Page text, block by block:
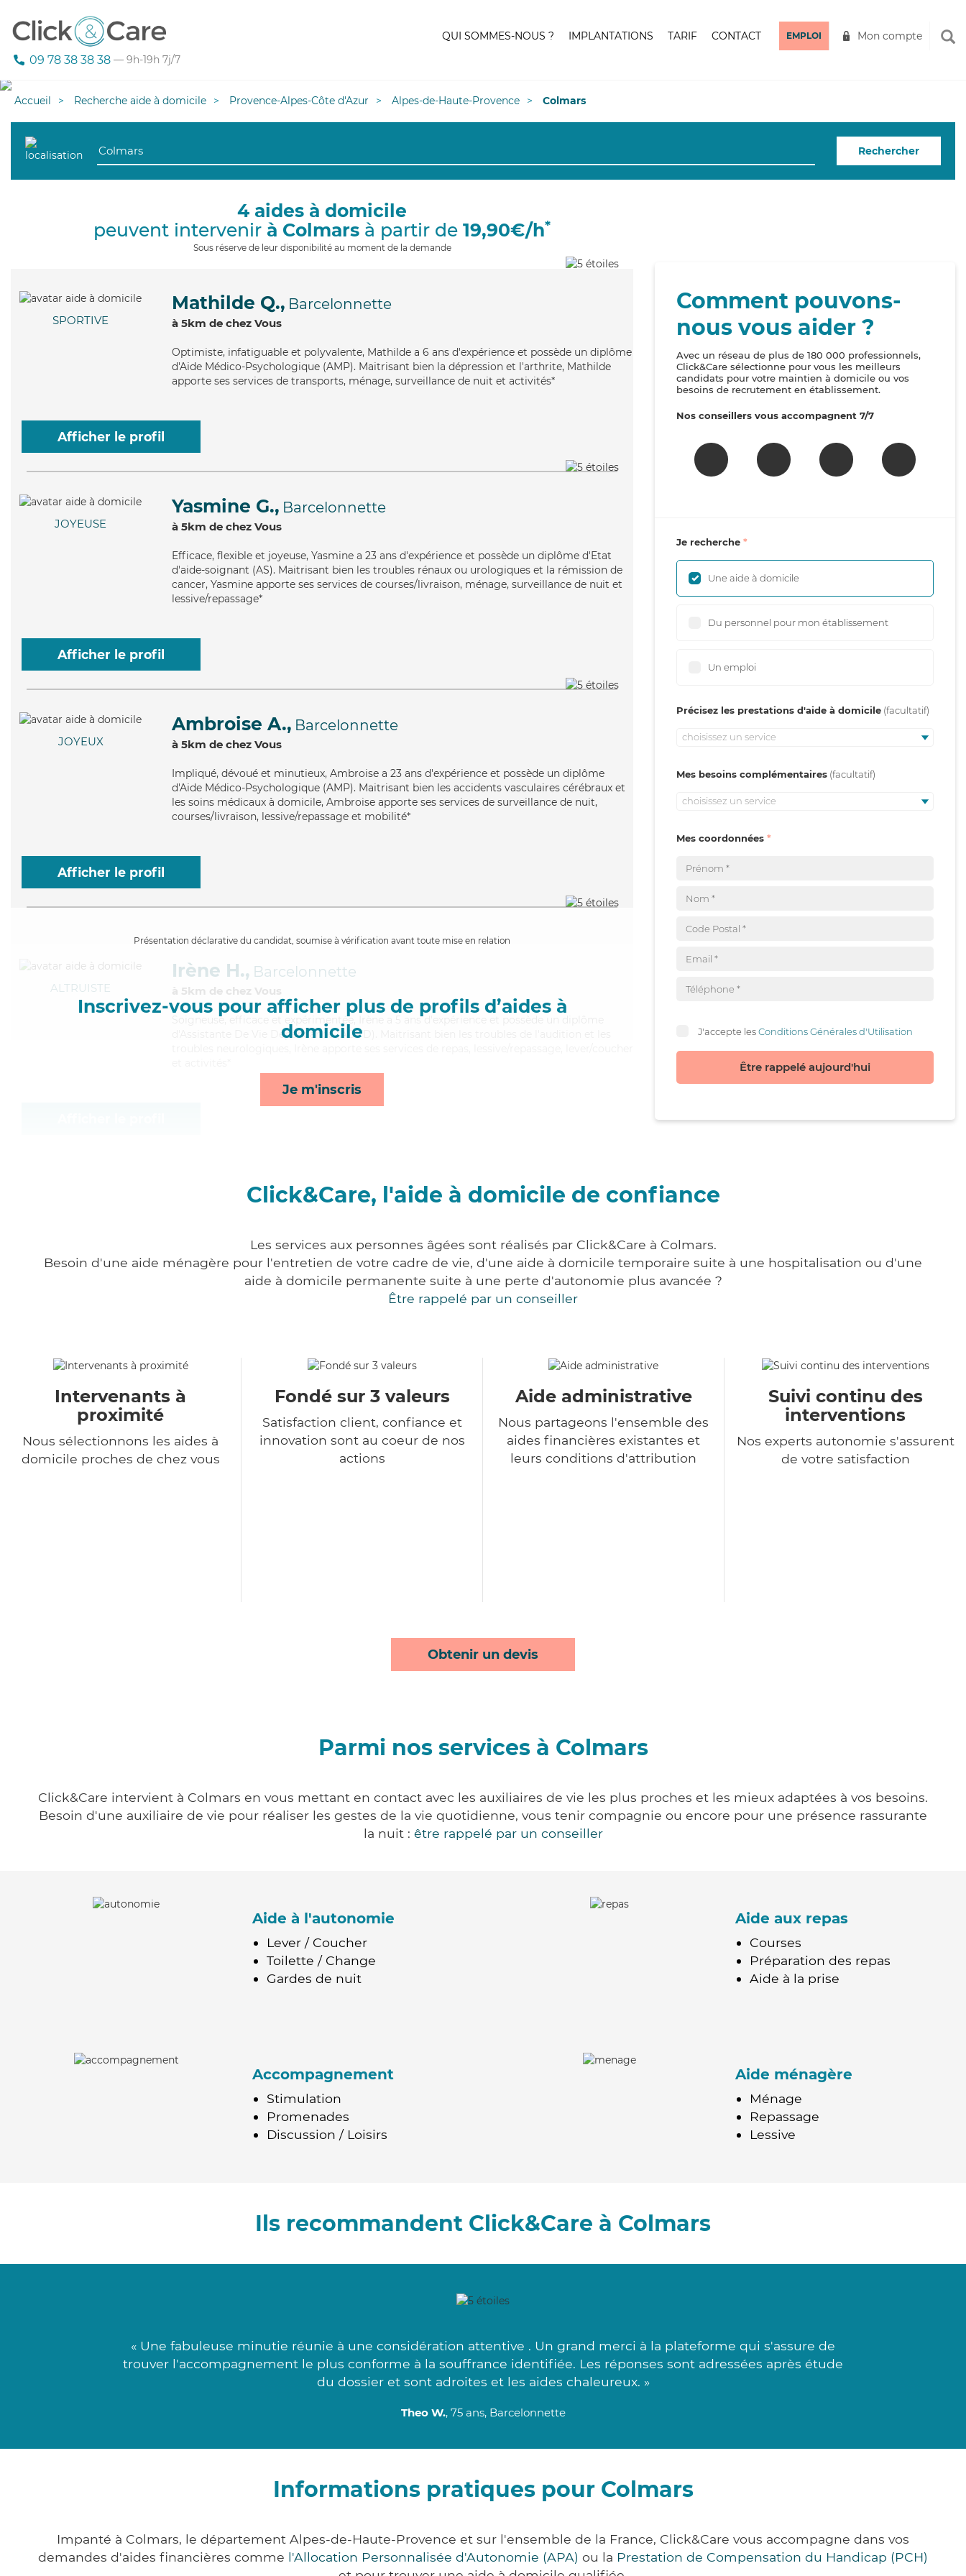
09 78 38 38 38 — 9h-19h 7j/7
QUI SOMMES-NOUS ? IMPLANTATIONS TARIF CONTACT EMPLOI Mon compte
Accueil Recherche aide à domicile Provence-Alpes-Côte d'Azur Alpes-de-Haute-Provence Colmars
Rechercher
4 aides à domicile
peuvent intervenir à Colmars à partir de 19,90€/h*
Sous réserve de leur disponibilité au moment de la demande
SPORTIVE
Mathilde Q., Barcelonnette
à 5km de chez Vous
Optimiste, infatiguable et polyvalente, Mathilde a 6 ans d'expérience et possède un diplôme
d'Aide Médico-Psychologique (AMP). Maitrisant bien la dépression et l'arthrite, Mathilde
apporte ses services de transports, ménage, surveillance de nuit et activités*
Afficher le profil
JOYEUSE
Yasmine G., Barcelonnette
à 5km de chez Vous
Efficace, flexible et joyeuse, Yasmine a 23 ans d'expérience et possède un diplôme d'Etat
d'aide-soignant (AS). Maitrisant bien les troubles rénaux ou urologiques et la rémission de
cancer, Yasmine apporte ses services de courses/livraison, ménage, surveillance de nuit et
lessive/repassage*
Afficher le profil
JOYEUX
Ambroise A., Barcelonnette
à 5km de chez Vous
Impliqué, dévoué et minutieux, Ambroise a 23 ans d'expérience et possède un diplôme
d'Aide Médico-Psychologique (AMP). Maitrisant bien les accidents vasculaires cérébraux et
les soins médicaux à domicile, Ambroise apporte ses services de surveillance de nuit,
courses/livraison, lessive/repassage et mobilité*
Afficher le profil
Présentation déclarative du candidat, soumise à vérification avant toute mise en relation
Inscrivez-vous pour afficher plus de profils d’aides à
domicile
Je m'inscris
ALTRUISTE
Irène H., Barcelonnette
à 5km de chez Vous
Soigneuse
, efficace et expérimentée, Irène a 5 ans d'expérience et possède un diplôme
d'Assistante De Vie Dépendance (ADVD). Maitrisant bien les troubles de l'audition et les
Comment pouvons-
nous vous aider ?
Avec un réseau de plus de 180 000 professionnels,
Click&Care sélectionne pour vous les meilleurs
candidats pour votre maintien à domicile ou vos
besoins de recrutement en établissement.
Nos conseillers vous accompagnent 7/7
Je recherche
Une aide à domicile
Du personnel pour mon établissement
Un emploi
Précisez les prestations d'aide à domicile
choisissez un service
Mes besoins complémentaires
choisissez un service
Mes coordonnées
J'accepte lesConditions Générales d'Utilisation
Être rappelé aujourd'hui
Click&Care, l'aide à domicile de confiance
Les services aux personnes âgées sont réalisés par Click&Care à Colmars.
Besoin d'une aide ménagère pour l'entretien de votre cadre de vie, d'une aide à domicile temporaire suite à une hospitalisation ou d'une
aide à domicile permanente suite à une perte d'autonomie plus avancée ?
Être rappelé par un conseiller
Intervenants à
proximité
Nous sélectionnons les aides à
domicile proches de chez vous
Fondé sur 3 valeurs
Satisfaction client, confiance et
innovation sont au coeur de nos
actions
Aide administrative
Nous partageons l'ensemble des
aides financières existantes et
leurs conditions d'attribution
Suivi continu des
interventions
Nos experts autonomie s'assurent
de votre satisfaction
Obtenir un devis
Parmi nos services à Colmars
Click&Care intervient à Colmars en vous mettant en contact avec les auxiliaires de vie les plus proches et les mieux adaptées à vos besoins.
Besoin d'une auxiliaire de vie pour réaliser les gestes de la vie quotidienne, vous tenir compagnie ou encore pour une présence rassurante
la nuit : être rappelé par un conseiller
Aide à l'autonomie
Lever / Coucher
Toilette / Change
Gardes de nuit
Aide aux repas
Courses
Préparation des repas
Aide à la prise
Accompagnement
Stimulation
Promenades
Discussion / Loisirs
Aide ménagère
Ménage
Repassage
Lessive
Ils recommandent Click&Care à Colmars
« Une fabuleuse minutie réunie à une considération attentive . Un grand merci à la plateforme qui s'assure de
trouver l'accompagnement le plus conforme à la souffrance identifiée. Les réponses sont adressées après étude
du dossier et sont adroites et les aides chaleureux. »
Theo W., 75 ans, Barcelonnette
Informations pratiques pour Colmars
Impanté à Colmars, le département Alpes-de-Haute-Provence et sur l'ensemble de la France, Click&Care vous accompagne dans vos
demandes d'aides financières comme l'Allocation Personnalisée d'Autonomie (APA) ou la Prestation de Compensation du Handicap (PCH)